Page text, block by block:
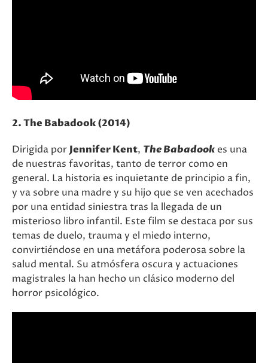
2. The Babadook (2014)
Dirigida por Jennifer Kent, The Babadook es una
de nuestras favoritas, tanto de terror como en
general. La historia es inquietante de principio a fin,
y va sobre una madre y su hijo que se ven acechados
por una entidad siniestra tras la llegada de un
misterioso libro infantil. Este film se destaca por sus
temas de duelo, trauma y el miedo interno,
convirtiéndose en una metáfora poderosa sobre la
salud mental. Su atmósfera oscura y actuaciones
magistrales la han hecho un clásico moderno del
horror psicológico.